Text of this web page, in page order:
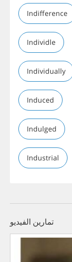
Indifference
Individle
Individually
Induced
Indulged
Industrial
تمارين الفيديو